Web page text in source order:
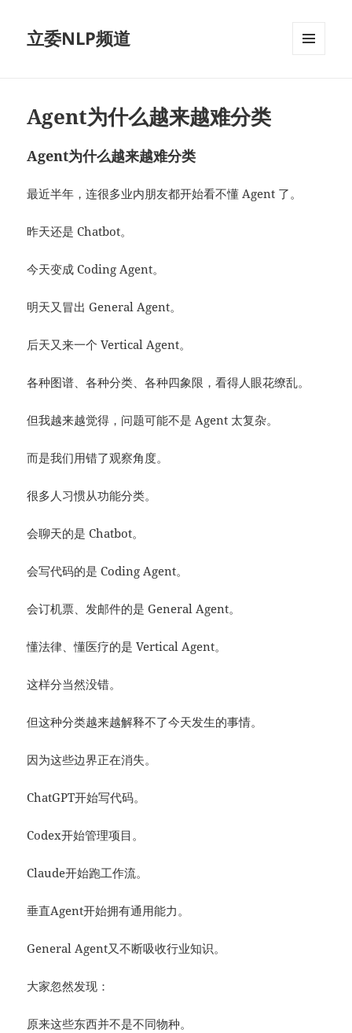
立委NLP频道
Agent为什么越来越难分类
Agent为什么越来越难分类
最近半年，连很多业内朋友都开始看不懂 Agent 了。
昨天还是 Chatbot。
今天变成 Coding Agent。
明天又冒出 General Agent。
后天又来一个 Vertical Agent。
各种图谱、各种分类、各种四象限，看得人眼花缭乱。
但我越来越觉得，问题可能不是 Agent 太复杂。
而是我们用错了观察角度。
很多人习惯从功能分类。
会聊天的是 Chatbot。
会写代码的是 Coding Agent。
会订机票、发邮件的是 General Agent。
懂法律、懂医疗的是 Vertical Agent。
这样分当然没错。
但这种分类越来越解释不了今天发生的事情。
因为这些边界正在消失。
ChatGPT开始写代码。
Codex开始管理项目。
Claude开始跑工作流。
垂直Agent开始拥有通用能力。
General Agent又不断吸收行业知识。
大家忽然发现：
原来这些东西并不是不同物种。